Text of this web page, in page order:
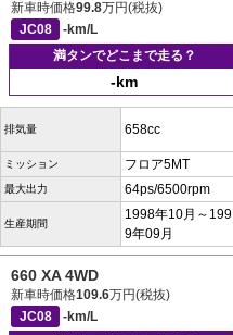
新車時価格99.8万円(税抜)
JC08
-km/L
満タンでどこまで走る？
-km
排気量 658cc
ミッション フロア5MT
最大出力 64ps/6500rpm
生産期間
1998年10月～199
9年09月
660 XA 4WD
新車時価格109.6万円(税抜)
JC08
-km/L